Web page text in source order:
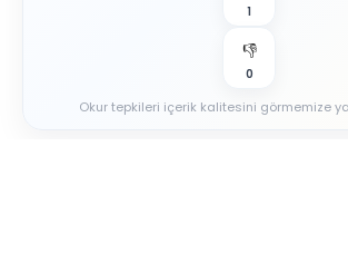
1
👎
0
Okur tepkileri içerik kalitesini görmemize